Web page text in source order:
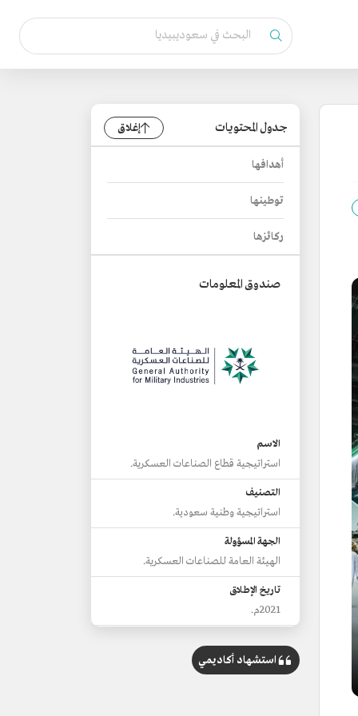
جدول المحتويات إغلاق
أهدافها
توطينها
ركائزها
صندوق المعلومات
الاسم
استراتيجية قطاع الصناعات العسكرية.
التصنيف
استراتيجية وطنية سعودية.
الجهة المسؤولة
الهيئة العامة للصناعات العسكرية.
تاريخ الإطلاق
2021م.
إدارة عمليات المشتريات العسكرية.
ركيزة الصناعات العسكرية.
استشهاد أكاديمي